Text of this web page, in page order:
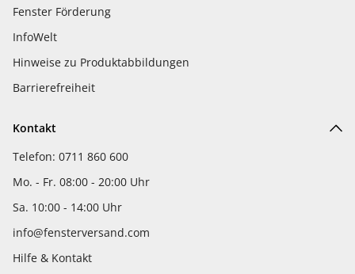
Fenster Förderung
InfoWelt
Hinweise zu Produktabbildungen
Barrierefreiheit
Kontakt
Telefon: 0711 860 600
Mo. - Fr. 08:00 - 20:00 Uhr
Sa. 10:00 - 14:00 Uhr
info@fensterversand.com
Hilfe & Kontakt